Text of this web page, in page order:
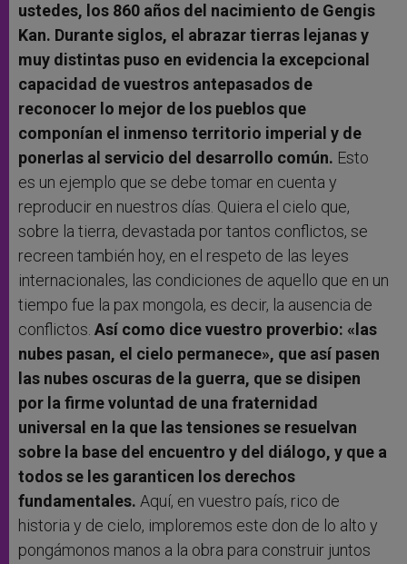
ustedes, los 860 años del nacimiento de Gengis
Kan. Durante siglos, el abrazar tierras lejanas y
muy distintas puso en evidencia la excepcional
capacidad de vuestros antepasados de
reconocer lo mejor de los pueblos que
componían el inmenso territorio imperial y de
ponerlas al servicio del desarrollo común. Esto
es un ejemplo que se debe tomar en cuenta y
reproducir en nuestros días. Quiera el cielo que,
sobre la tierra, devastada por tantos conflictos, se
recreen también hoy, en el respeto de las leyes
internacionales, las condiciones de aquello que en un
tiempo fue la pax mongola, es decir, la ausencia de
conflictos. Así como dice vuestro proverbio: «las
nubes pasan, el cielo permanece», que así pasen
las nubes oscuras de la guerra, que se disipen
por la firme voluntad de una fraternidad
universal en la que las tensiones se resuelvan
sobre la base del encuentro y del diálogo, y que a
todos se les garanticen los derechos
fundamentales. Aquí, en vuestro país, rico de
historia y de cielo, imploremos este don de lo alto y
pongámonos manos a la obra para construir juntos